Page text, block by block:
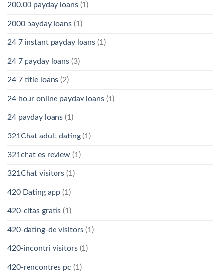
200.00 payday loans (1)
2000 payday loans (1)
24 7 instant payday loans (1)
24 7 payday loans (3)
24 7 title loans (2)
24 hour online payday loans (1)
24 payday loans (1)
321Chat adult dating (1)
321chat es review (1)
321Chat visitors (1)
420 Dating app (1)
420-citas gratis (1)
420-dating-de visitors (1)
420-incontri visitors (1)
420-rencontres pc (1)